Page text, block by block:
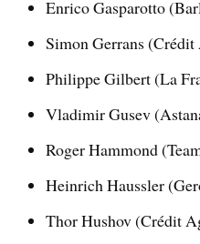
Enrico Gasparotto
Simon Gerrans
Philippe Gilbert (La
Vladimir Gusev
Roger Hammond
Heinrich Haussler
Thor Hushov (Crédit